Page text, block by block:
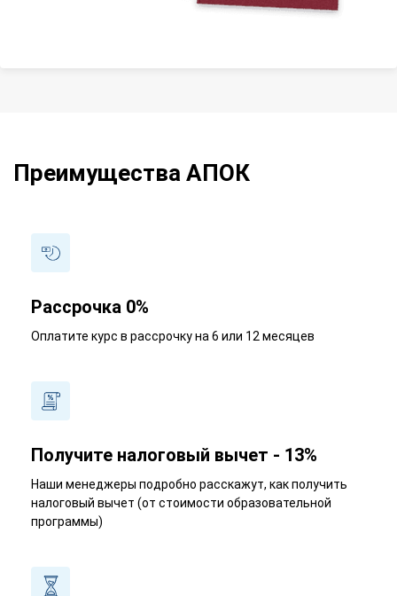
Преимущества АПОК
Рассрочка 0%
Оплатите курс в рассрочку на 6 или 12 месяцев
Получите налоговый вычет - 13%
Наши менеджеры подробно расскажут, как получить
налоговый вычет (от стоимости образовательной
программы)